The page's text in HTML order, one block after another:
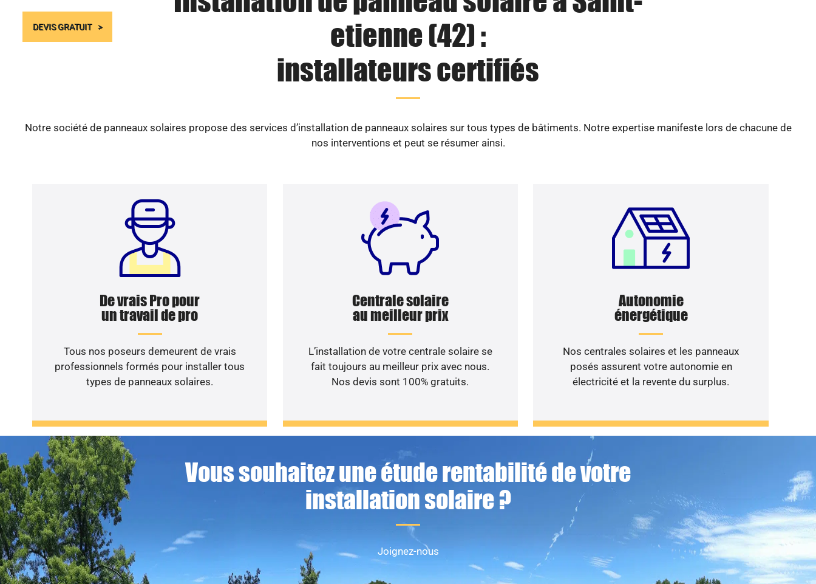
DEVIS GRATUIT
etienne (42) :
installateurs certifiés
Notre société de panneaux solaires propose des services d’installation de panneaux solaires sur tous types de bâtiments. Notre expertise manifeste lors de chacune de
nos interventions et peut se résumer ainsi.
De vrais Pro pour
un travail de pro
Tous nos poseurs demeurent de vrais
professionnels formés pour installer tous
types de panneaux solaires.
Centrale solaire
au meilleur prix
L’installation de votre centrale solaire se
fait toujours au meilleur prix avec nous.
Nos devis sont 100% gratuits.
Autonomie
énergétique
Nos centrales solaires et les panneaux
posés assurent votre autonomie en
électricité et la revente du surplus.
Vous souhaitez une étude rentabilité de votre
installation solaire ?
Joignez-nous